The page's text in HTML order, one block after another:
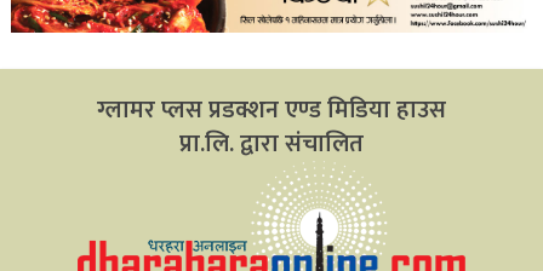
ग्लामर प्लस प्रडक्शन एण्ड मिडिया हाउस
प्रा.लि. द्वारा संचालित